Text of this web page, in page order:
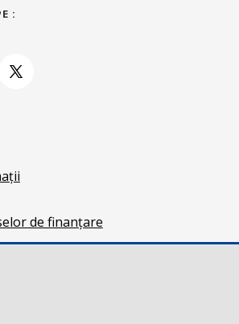
:
de finanțare